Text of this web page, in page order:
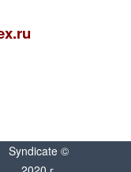
Syndicate ©